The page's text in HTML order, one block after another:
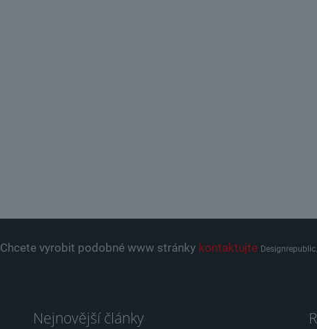
Chcete vyrobit podobné www stránky kontaktujte
Nejnovější články